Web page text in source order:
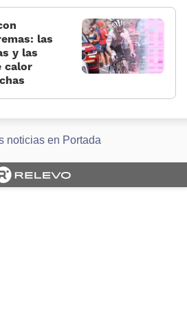
las
y las
calor
noticias en Portada